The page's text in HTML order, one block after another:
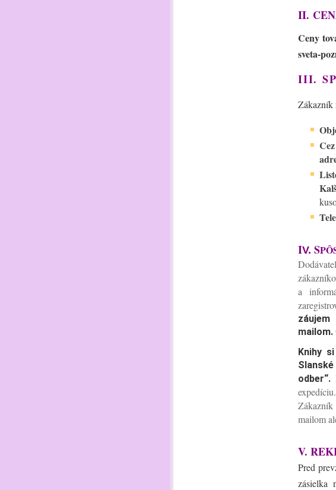
II.
Ceny
sveta-
III.
Zákazník
IV. S
a
mailom.
Knihy
odber“.
mailom
V.
Pred
zásielka